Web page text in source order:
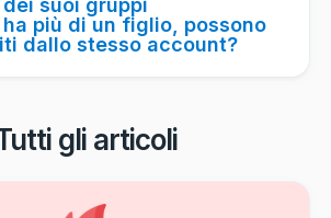
più di un figlio, possono
dallo stesso account?
gli articoli